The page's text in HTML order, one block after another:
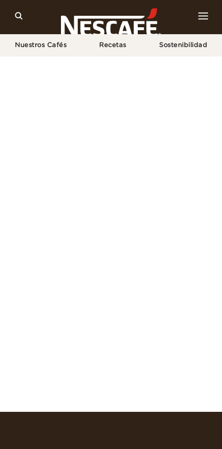
Nuestros Cafés Recetas Sostenibilidad